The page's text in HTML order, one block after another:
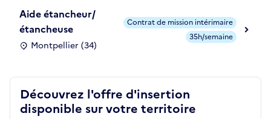
Aide étancheur/
étancheuse
Montpellier (34)
Contrat de mission intérimaire
35h/semaine
Découvrez l'offre d'insertion
disponible sur votre territoire